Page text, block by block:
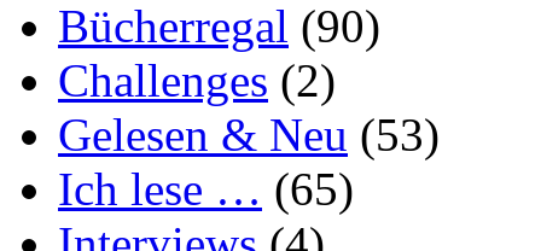
Bücherregal (90)
Challenges (2)
Gelesen & Neu (53)
Ich lese … (65)